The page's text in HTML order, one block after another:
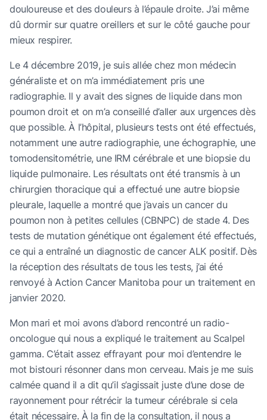
douloureuse et des douleurs à l’épaule droite. J’ai même
dû dormir sur quatre oreillers et sur le côté gauche pour
mieux respirer.
Le 4 décembre 2019, je suis allée chez mon médecin
généraliste et on m’a immédiatement pris une
radiographie. Il y avait des signes de liquide dans mon
poumon droit et on m’a conseillé d’aller aux urgences dès
que possible. À l’hôpital, plusieurs tests ont été effectués,
notamment une autre radiographie, une échographie, une
tomodensitométrie, une IRM cérébrale et une biopsie du
liquide pulmonaire. Les résultats ont été transmis à un
chirurgien thoracique qui a effectué une autre biopsie
pleurale, laquelle a montré que j’avais un cancer du
poumon non à petites cellules (CBNPC) de stade 4. Des
tests de mutation génétique ont également été effectués,
ce qui a entraîné un diagnostic de cancer ALK positif. Dès
la réception des résultats de tous les tests, j’ai été
renvoyé à Action Cancer Manitoba pour un traitement en
janvier 2020.
Mon mari et moi avons d’abord rencontré un radio-
oncologue qui nous a expliqué le traitement au Scalpel
gamma. C’était assez effrayant pour moi d’entendre le
mot bistouri résonner dans mon cerveau. Mais je me suis
calmée quand il a dit qu’il s’agissait juste d’une dose de
rayonnement pour rétrécir la tumeur cérébrale si cela
était nécessaire. À la fin de la consultation, il nous a